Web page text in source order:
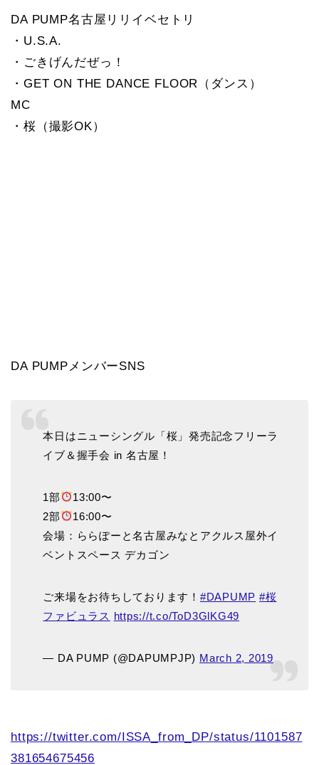
DA PUMP名古屋リリイベセトリ
・U.S.A.
・ごきげんだぜっ！
・GET ON THE DANCE FLOOR（ダンス）
MC
・桜（撮影OK）
DA PUMPメンバーSNS
本日はニューシングル「桜」発売記念フリーラ
イブ＆握手会 in 名古屋！
1部
13:00〜
2部
16:00〜
会場：ららぽーと名古屋みなとアクルス屋外イ
ベントスペース デカゴン
ご来場をお待ちしております！ #DAPUMP #桜
ファビュラス https://t.co/ToD3GlKG49
— DA PUMP (@DAPUMPJP) March 2, 2019
https://twitter.com/ISSA_from_DP/status/1101587
381654675456